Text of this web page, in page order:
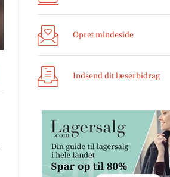
Opret mindeside
Indsend dit læserbidrag